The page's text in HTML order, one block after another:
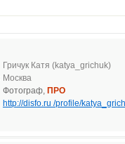
Гричук Катя (katya_grichuk)
Москва
Фотограф, ПРО
http://disfo.ru /profile/